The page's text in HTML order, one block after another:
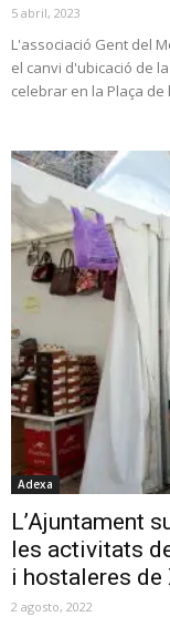
5 abril, 2023
L'associació Gent del
el canvi d'ubicació de
celebrar en la Plaça de
Adexa
L’Ajuntament
les activitats
i hostaleres de
2 agosto, 2022